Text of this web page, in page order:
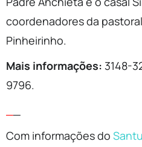
coordenadores da
Pinheirinho.
Mais informações: 3148-
9796.
Com informações do